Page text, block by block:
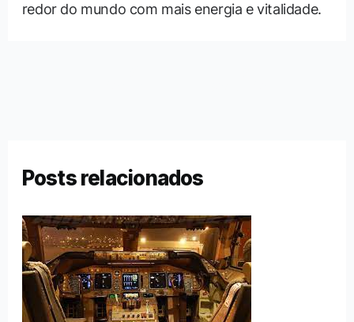
redor do mundo com mais energia e vitalidade.
Posts relacionados